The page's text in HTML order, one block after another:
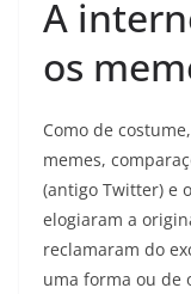
A
os
Como de
memes,
(antigo Twitter) e
elogiaram a
reclamaram do
uma forma ou de